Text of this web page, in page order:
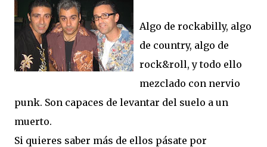
Algo de rockabilly, algo
de country, algo de
rock&roll, y todo ello
mezclado con nervio
punk. Son capaces de levantar del suelo a un
muerto.
Si quieres saber más de ellos pásate por